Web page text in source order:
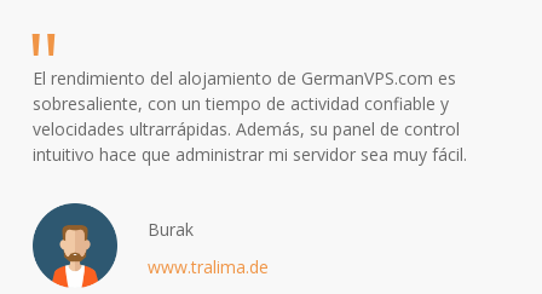
El rendimiento del alojamiento de GermanVPS.com es
sobresaliente, con un tiempo de actividad confiable y
velocidades ultrarrápidas. Además, su panel de control
intuitivo hace que administrar mi servidor sea muy fácil.
Burak
www.tralima.de